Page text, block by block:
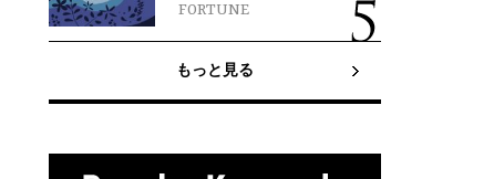
FORTUNE
もっと見る